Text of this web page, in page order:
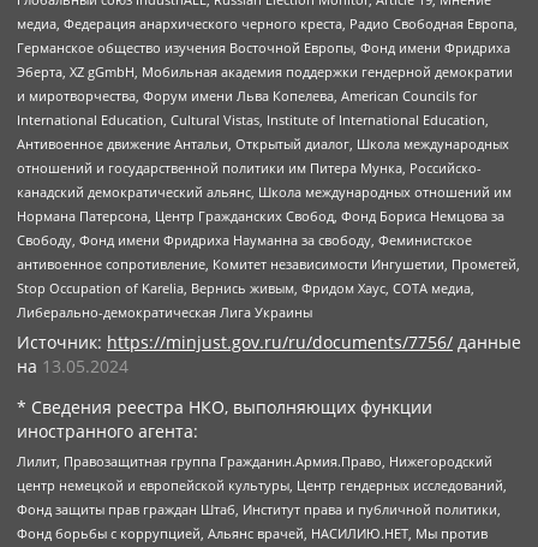
медиа, Федерация анархического черного креста, Радио Свободная Европа,
Германское общество изучения Восточной Европы, Фонд имени Фридриха
Эберта, XZ gGmbH, Мобильная академия поддержки гендерной демократии
и миротворчества, Форум имени Льва Копелева, American Councils for
International Education, Cultural Vistas, Institute of International Education,
Антивоенное движение Антальи, Открытый диалог, Школа международных
отношений и государственной политики им Питера Мунка, Российско-
канадский демократический альянс, Школа международных отношений им
Нормана Патерсона, Центр Гражданских Свобод, Фонд Бориса Немцова за
Свободу, Фонд имени Фридриха Науманна за свободу, Феминистское
антивоенное сопротивление, Комитет независимости Ингушетии, Прометей,
Stop Occupation of Karelia, Вернись живым, Фридом Хаус, СОТА медиа,
Либерально-демократическая Лига Украины
Источник: https://minjust.gov.ru/ru/documents/7756/ данные
на 13.05.2024
* Сведения реестра НКО, выполняющих функции
иностранного агента:
Лилит, Правозащитная группа Гражданин.Армия.Право, Нижегородский
центр немецкой и европейской культуры, Центр гендерных исследований,
Фонд защиты прав граждан Штаб, Институт права и публичной политики,
Фонд борьбы с коррупцией, Альянс врачей, НАСИЛИЮ.НЕТ, Мы против